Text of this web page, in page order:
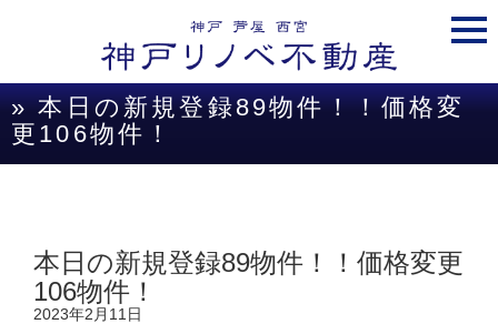
» 本日の新規登録89物件！！価格変
更106物件！
本日の新規登録89物件！！価格変更
106物件！
2023年2月11日